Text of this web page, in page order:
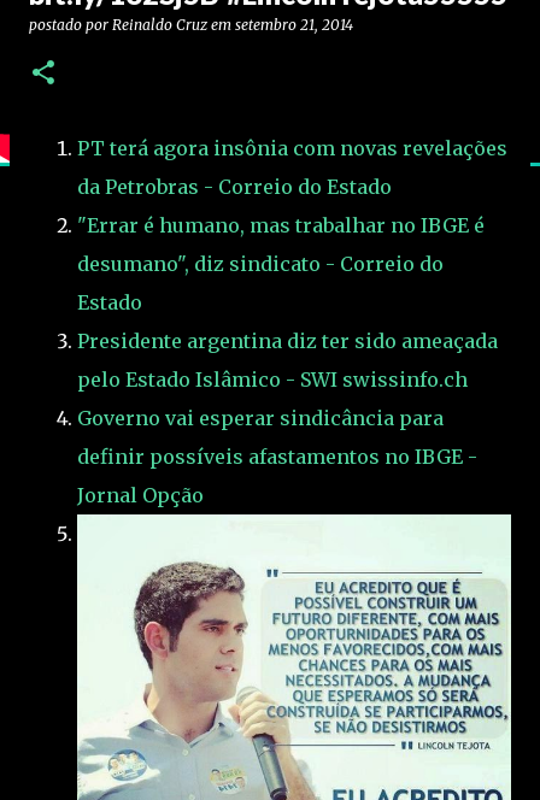
postado por Reinaldo Cruz em setembro 21, 2014
PT terá agora insônia com novas revelações
da Petrobras - Correio do Estado
"Errar é humano, mas trabalhar no IBGE é
desumano", diz sindicato - Correio do
Estado
Presidente argentina diz ter sido ameaçada
pelo Estado Islâmico - SWI swissinfo.ch
Governo vai esperar sindicância para
definir possíveis afastamentos no IBGE -
Jornal Opção